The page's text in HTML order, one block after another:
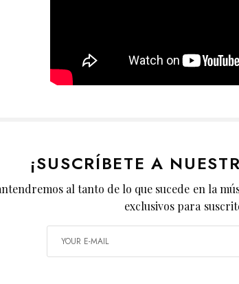
¡SUSCRÍBETE A
al tanto de lo que sucede en la
exclusivos para